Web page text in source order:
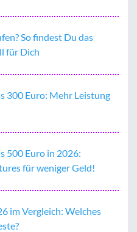
So findest Du das
für Dich
300 Euro: Mehr Leistung
500 Euro in 2026:
für weniger Geld!
im Vergleich: Welches